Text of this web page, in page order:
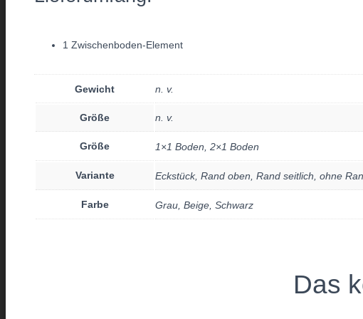
1 Zwischenboden-Element
Gewicht n. v.
Größe n. v.
Größe 1×1 Boden, 2×1 Boden
Variante Eckstück, Rand oben, Rand seitlich, ohne
Farbe Grau, Beige, Schwarz
Das